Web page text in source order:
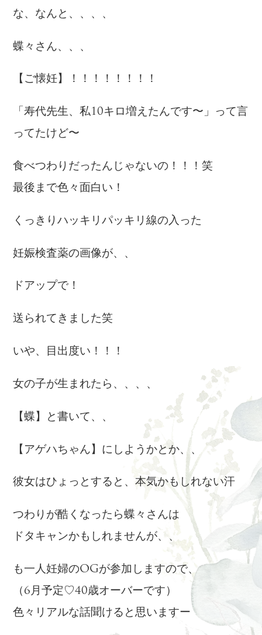
な、なんと、、、、
蝶々さん、、、
【ご懐妊】！！！！！！！！
「寿代先生、私10キロ増えたんです〜」って言
ってたけど〜
食べつわりだったんじゃないの！！！笑
最後まで色々面白い！
くっきりハッキリパッキリ線の入った
妊娠検査薬の画像が、、
ドアップで！
送られてきました笑
いや、目出度い！！！
女の子が生まれたら、、、、
【蝶】と書いて、、
【アゲハちゃん】にしようかとか、、
彼女はひょっとすると、本気かもしれない汗
つわりが酷くなったら蝶々さんは
ドタキャンかもしれませんが、、
も一人妊婦のOGが参加しますので、
（6月予定♡40歳オーバーです）
色々リアルな話聞けると思いますー